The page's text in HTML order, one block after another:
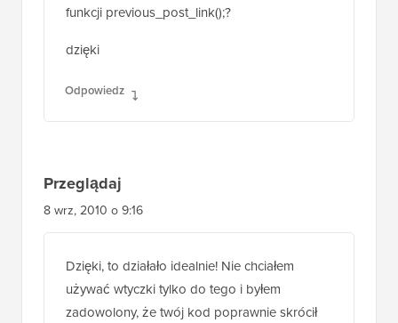
funkcji previous_post_link();?
dzięki
Odpowiedz
Przeglądaj
8 wrz, 2010 o 9:16
Dzięki, to działało idealnie! Nie chciałem
używać wtyczki tylko do tego i byłem
zadowolony, że twój kod poprawnie skrócił